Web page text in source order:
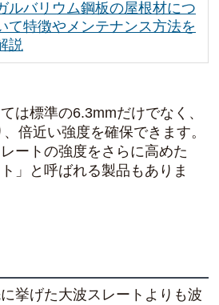
ルバリウム鋼板の屋根材につ
て特徴やメンテナンス方法を
説
は標準の6.3mmだけでなく、
倍近い強度を確保できます。
ートの強度をさらに高めた
」と呼ばれる製品もありま
挙げた大波スレートよりも波